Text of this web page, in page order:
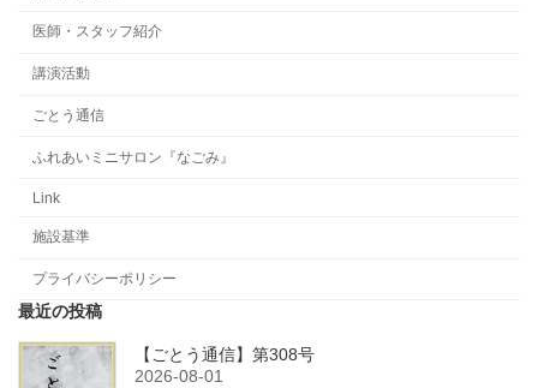
医師・スタッフ紹介
講演活動
ごとう通信
ふれあいミニサロン『なごみ』
Link
施設基準
プライバシーポリシー
最近の投稿
【ごとう通信】第308号
2026-08-01